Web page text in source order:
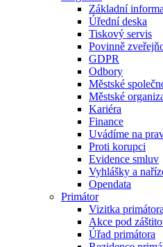
Základní
Úřední deska
Tiskový servis
Povinně
GDPR
Odbory
Městské
Městské
Kariéra
Finance
Uvádíme na
Proti korupci
Evidence smluv
Vyhlášky a
Opendata
Primátor
Vizitka primátora
Akce pod
Úřad primátora